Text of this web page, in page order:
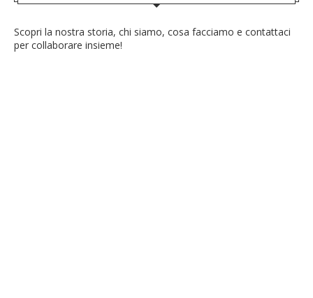
Scopri la nostra storia, chi siamo, cosa facciamo e contattaci
per collaborare insieme!